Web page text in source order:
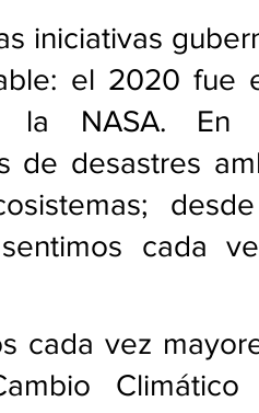
iniciativas
el 2020 fue
la NASA. En
de desastres
cada
cada vez
Climático